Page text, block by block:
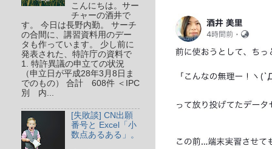
こんにちは。サー
チャーの酒井で
す。 今日は長野内勤。 サーチ
の合間に、講習資料用のデー
タも作っています。 少し前に
発表された、特許庁の資料で
1. 特許異議の申立ての状況
（申立日が平成28年3月8日ま
でのもの） 合計 608件 ＜IPC
別 内...
[失敗談] CN出願
番号と Excel「小
数点あるある」。